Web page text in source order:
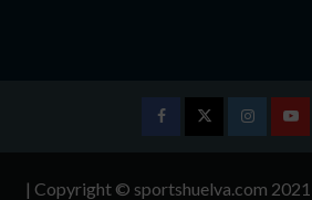
| Copyright © sportshuelva.com 2021